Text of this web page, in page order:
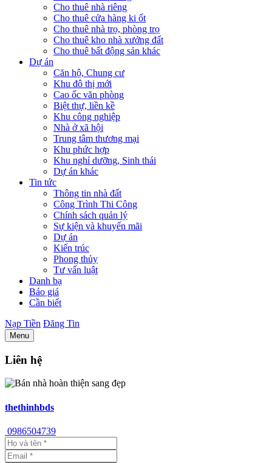
Cho thuê nhà riêng
Cho thuê cửa hàng ki ốt
Cho thuê nhà trọ, phòng trọ
Cho thuê kho nhà xưởng đất
Cho thuê bất động sản khác
Dự án
Căn hộ, Chung cư
Khu đô thị mới
Cao ốc văn phòng
Biệt thự, liền kề
Khu công nghiệp
Nhà ở xã hội
Trung tâm thương mại
Khu phức hợp
Khu nghỉ dưỡng, Sinh thái
Dự án khác
Tin tức
Thông tin nhà đất
Công Trình Thi Công
Chính sách quản lý
Sự kiện và khuyến mãi
Dự án
Kiến trúc
Phong thủy
Tư vấn luật
Danh bạ
Báo giá
Cần biết
Nạp Tiền Đăng Tin
Menu
Liên hệ
thethinhbds
0986504739